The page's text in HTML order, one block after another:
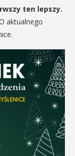
ten lepszy.
aktualnego